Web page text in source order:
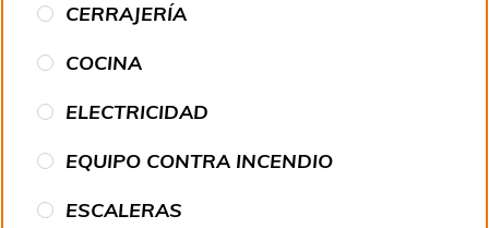
CERRAJERÍA
COCINA
ELECTRICIDAD
EQUIPO CONTRA INCENDIO
ESCALERAS